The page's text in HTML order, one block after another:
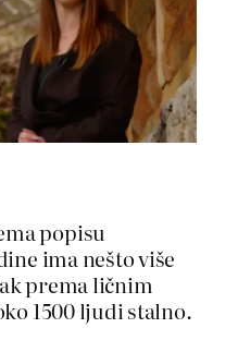
popisu
ima nešto više
prema ličnim
1500 ljudi stalno.